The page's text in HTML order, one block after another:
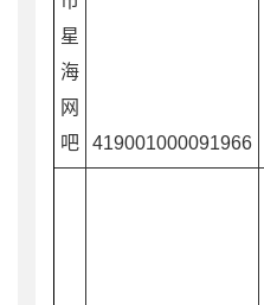
星
海
网
吧
419001000091966